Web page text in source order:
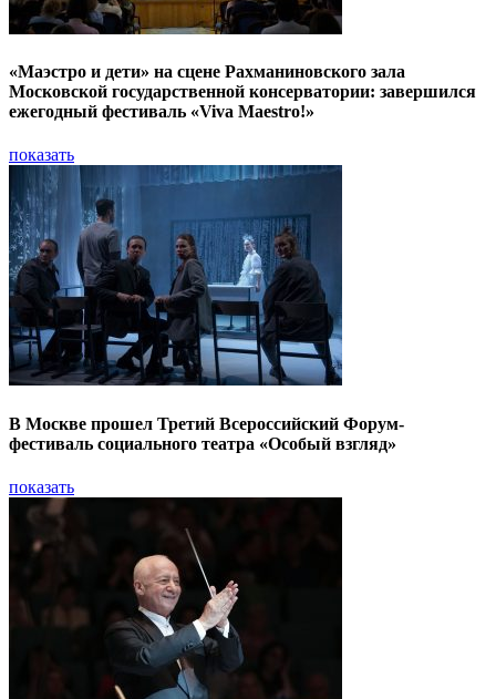
«Маэстро и дети» на сцене Рахманиновского зала
Московской государственной консерватории: завершился
ежегодный фестиваль «Viva Maestro!»
показать
В Москве прошел Третий Всероссийский Форум-
фестиваль социального театра «Особый взгляд»
показать